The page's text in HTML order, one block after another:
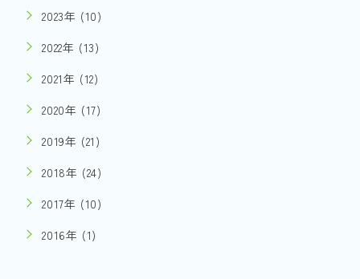
2023年 (10)
2022年 (13)
2021年 (12)
2020年 (17)
2019年 (21)
2018年 (24)
2017年 (10)
2016年 (1)